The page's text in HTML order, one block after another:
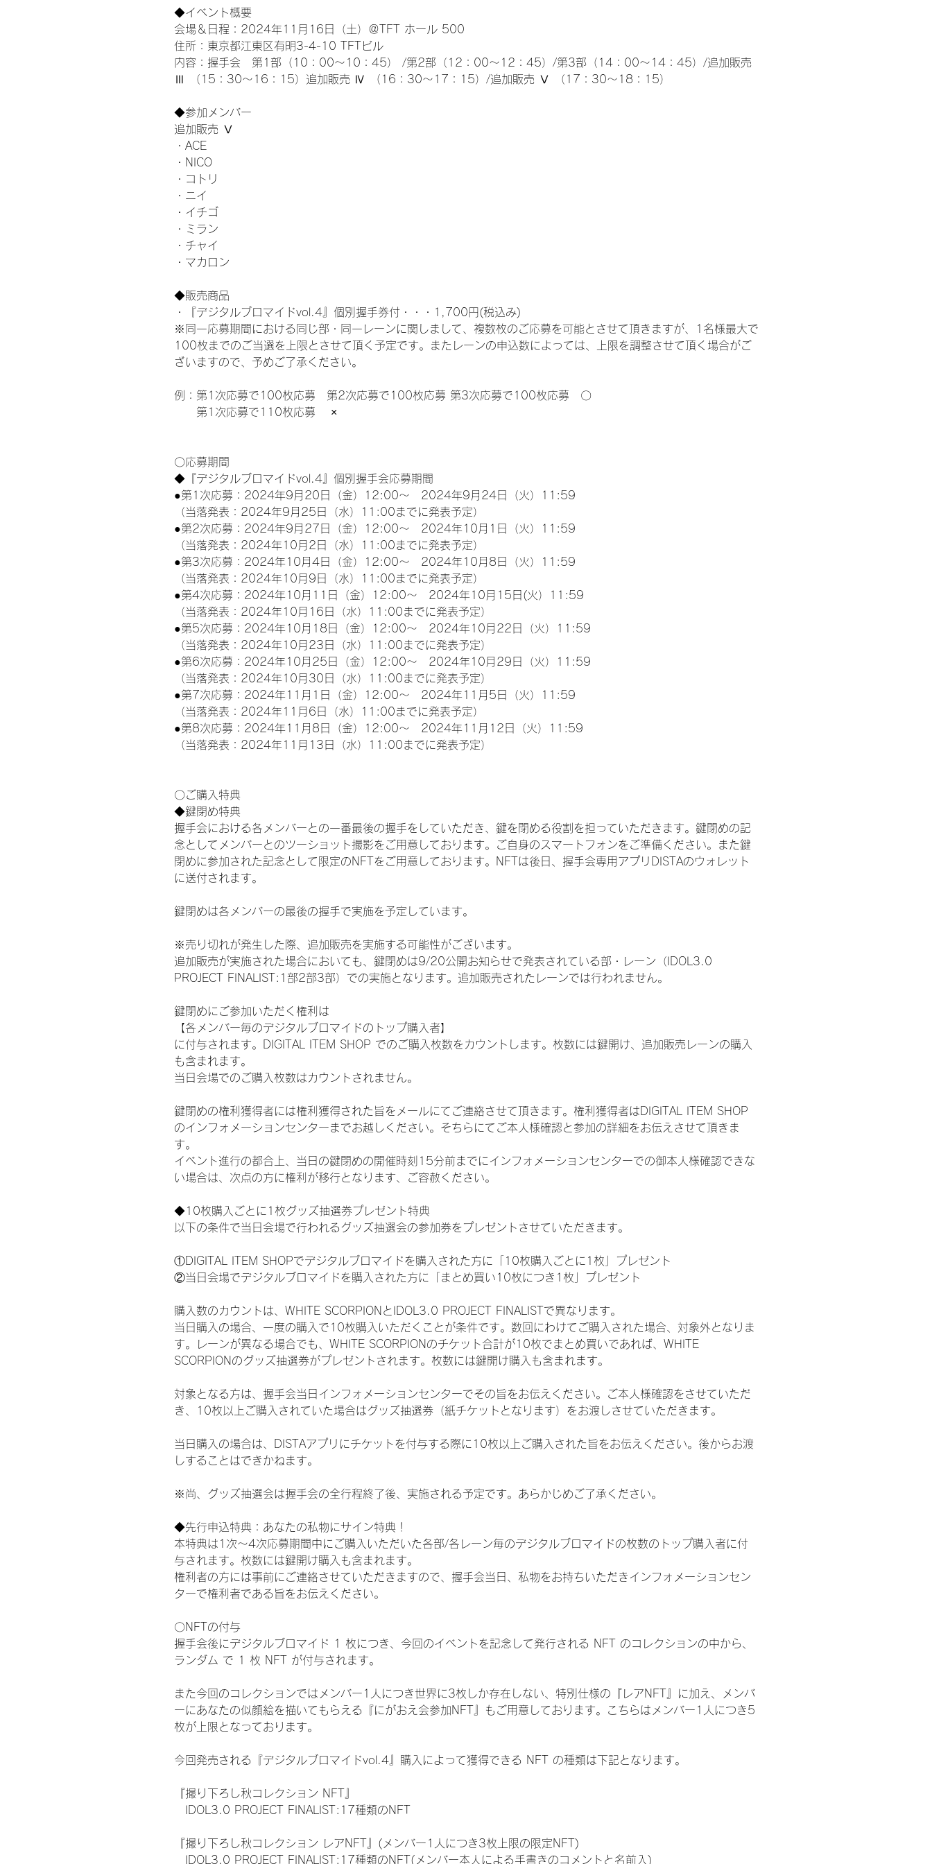
◆イベント概要
会場＆日程：2024年11月16日（土）＠TFT ホール 500
住所：東京都江東区有明3-4-10 TFTビル
内容：握手会　第1部（10：00～10：45） /第2部（12：00～12：45）/第3部（14：00～14：45）/追加販売
Ⅲ （15：30～16：15）追加販売 Ⅳ （16：30～17：15）/追加販売 Ⅴ （17：30～18：15）
◆参加メンバー
追加販売 Ⅴ
・ACE
・NICO
・コトリ
・ニイ
・イチゴ
・ミラン
・チャイ
・マカロン
◆販売商品
・『デジタルブロマイドvol.4』個別握手券付・・・1,700円(税込み)
※同一応募期間における同じ部・同一レーンに関しまして、複数枚のご応募を可能とさせて頂きますが、1名様最大で
100枚までのご当選を上限とさせて頂く予定です。またレーンの申込数によっては、上限を調整させて頂く場合がご
ざいますので、予めご了承ください。
例：第1次応募で100枚応募　第2次応募で100枚応募 第3次応募で100枚応募　〇
第1次応募で110枚応募　 ×
〇応募期間
◆『デジタルブロマイドvol.4』個別握手会応募期間
●第1次応募：2024年9月20日（金）12:00～　2024年9月24日（火）11:59
（当落発表：2024年9月25日（水）11:00までに発表予定）
●第2次応募：2024年9月27日（金）12:00～　2024年10月1日（火）11:59
（当落発表：2024年10月2日（水）11:00までに発表予定）
●第3次応募：2024年10月4日（金）12:00～　2024年10月8日（火）11:59
（当落発表：2024年10月9日（水）11:00までに発表予定）
●第4次応募：2024年10月11日（金）12:00～　2024年10月15日(火）11:59
（当落発表：2024年10月16日（水）11:00までに発表予定）
●第5次応募：2024年10月18日（金）12:00～　2024年10月22日（火）11:59
（当落発表：2024年10月23日（水）11:00までに発表予定）
●第6次応募：2024年10月25日（金）12:00～　2024年10月29日（火）11:59
（当落発表：2024年10月30日（水）11:00までに発表予定）
●第7次応募：2024年11月1日（金）12:00～　2024年11月5日（火）11:59
（当落発表：2024年11月6日（水）11:00までに発表予定）
●第8次応募：2024年11月8日（金）12:00～　2024年11月12日（火）11:59
（当落発表：2024年11月13日（水）11:00までに発表予定）
〇ご購入特典
◆鍵閉め特典
握手会における各メンバーとの一番最後の握手をしていただき、鍵を閉める役割を担っていただきます。鍵閉めの記
念としてメンバーとのツーショット撮影をご用意しております。ご自身のスマートフォンをご準備ください。また鍵
閉めに参加された記念として限定のNFTをご用意しております。NFTは後日、握手会専用アプリDISTAのウォレット
に送付されます。
鍵閉めは各メンバーの最後の握手で実施を予定しています。
※売り切れが発生した際、追加販売を実施する可能性がございます。
追加販売が実施された場合においても、鍵閉めは9/20公開お知らせで発表されている部・レーン（IDOL3.0
PROJECT FINALIST:1部2部3部）での実施となります。追加販売されたレーンでは行われません。
鍵閉めにご参加いただく権利は
【各メンバー毎のデジタルブロマイドのトップ購入者】
に付与されます。DIGITAL ITEM SHOP でのご購入枚数をカウントします。枚数には鍵開け、追加販売レーンの購入
も含まれます。
当日会場でのご購入枚数はカウントされません。
鍵閉めの権利獲得者には権利獲得された旨をメールにてご連絡させて頂きます。権利獲得者はDIGITAL ITEM SHOP
のインフォメーションセンターまでお越しください。そちらにてご本人様確認と参加の詳細をお伝えさせて頂きま
す。
イベント進行の都合上、当日の鍵閉めの開催時刻15分前までにインフォメーションセンターでの御本人様確認できな
い場合は、次点の方に権利が移行となります、ご容赦ください。
◆10枚購入ごとに1枚グッズ抽選券プレゼント特典
以下の条件で当日会場で行われるグッズ抽選会の参加券をプレゼントさせていただきます。
①DIGITAL ITEM SHOPでデジタルブロマイドを購入された方に「10枚購入ごとに1枚」プレゼント
②当日会場でデジタルブロマイドを購入された方に「まとめ買い10枚につき1枚」プレゼント
購入数のカウントは、WHITE SCORPIONとIDOL3.0 PROJECT FINALISTで異なります。
当日購入の場合、一度の購入で10枚購入いただくことが条件です。数回にわけてご購入された場合、対象外となりま
す。レーンが異なる場合でも、WHITE SCORPIONのチケット合計が10枚でまとめ買いであれば、WHITE
SCORPIONのグッズ抽選券がプレゼントされます。枚数には鍵開け購入も含まれます。
対象となる方は、握手会当日インフォメーションセンターでその旨をお伝えください。ご本人様確認をさせていただ
き、10枚以上ご購入されていた場合はグッズ抽選券（紙チケットとなります）をお渡しさせていただきます。
当日購入の場合は、DISTAアプリにチケットを付与する際に10枚以上ご購入された旨をお伝えください。後からお渡
しすることはできかねます。
※尚、グッズ抽選会は握手会の全行程終了後、実施される予定です。あらかじめご了承ください。
◆先行申込特典：あなたの私物にサイン特典！
本特典は1次〜4次応募期間中にご購入いただいた各部/各レーン毎のデジタルブロマイドの枚数のトップ購入者に付
与されます。枚数には鍵開け購入も含まれます。
権利者の方には事前にご連絡させていただきますので、握手会当日、私物をお持ちいただきインフォメーションセン
ターで権利者である旨をお伝えください。
〇NFTの付与
握手会後にデジタルブロマイド 1 枚につき、今回のイベントを記念して発行される NFT のコレクションの中から、
ランダム で 1 枚 NFT が付与されます。
また今回のコレクションではメンバー1人につき世界に3枚しか存在しない、特別仕様の『レアNFT』に加え、メンバ
ーにあなたの似顔絵を描いてもらえる『にがおえ会参加NFT』もご用意しております。こちらはメンバー1人につき5
枚が上限となっております。
今回発売される『デジタルブロマイドvol.4』購入によって獲得できる NFT の種類は下記となります。
『撮り下ろし秋コレクション NFT』
IDOL3.0 PROJECT FINALIST:17種類のNFT
『撮り下ろし秋コレクション レアNFT』(メンバー1人につき3枚上限の限定NFT)
IDOL3.0 PROJECT FINALIST:17種類のNFT(メンバー本人による手書きのコメントと名前入)